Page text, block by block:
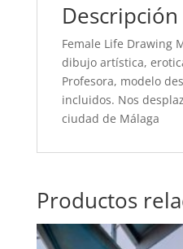
Descripción
Female Life Drawing
dibujo artística,
Profesora, modelo
incluidos. Nos
ciudad de Málaga
Productos